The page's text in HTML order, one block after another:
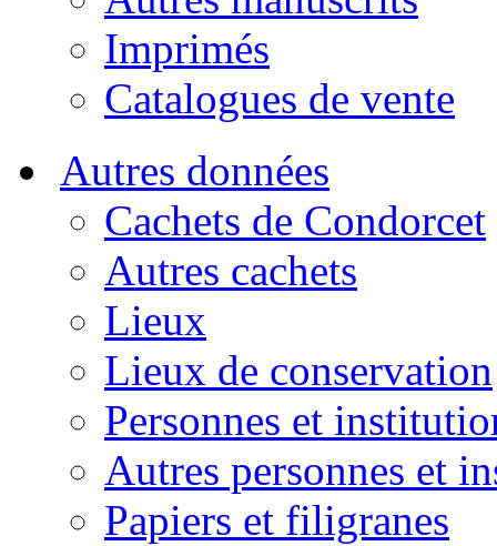
Imprimés
Catalogues de vente
Autres données
Cachets de Condorcet
Autres cachets
Lieux
Lieux de conservation
Personnes et
Autres personnes et
Papiers et filigranes